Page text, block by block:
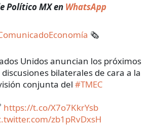
Político MX en WhatsApp
🗞️
Unidos anuncian los próximos
discusiones bilaterales de cara a la
conjunta del #TMEC
https://t.co/X7o7KkrYsb
zb1pRvDxsH